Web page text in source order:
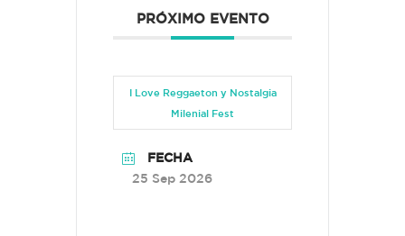
PRÓXIMO EVENTO
I Love Reggaeton y Nostalgia
Milenial Fest
FECHA
25 Sep 2026